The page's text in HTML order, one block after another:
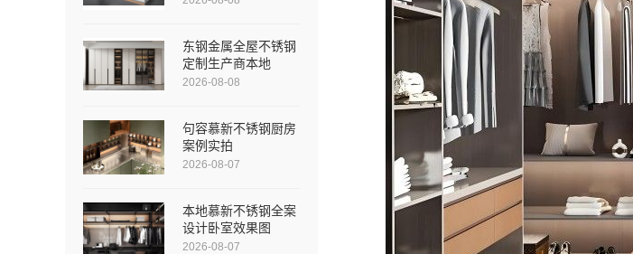
东钢金属全屋不锈钢
定制生产商本地
2026-08-08
句容慕新不锈钢厨房
案例实拍
2026-08-07
本地慕新不锈钢全案
设计卧室效果图
2026-08-07